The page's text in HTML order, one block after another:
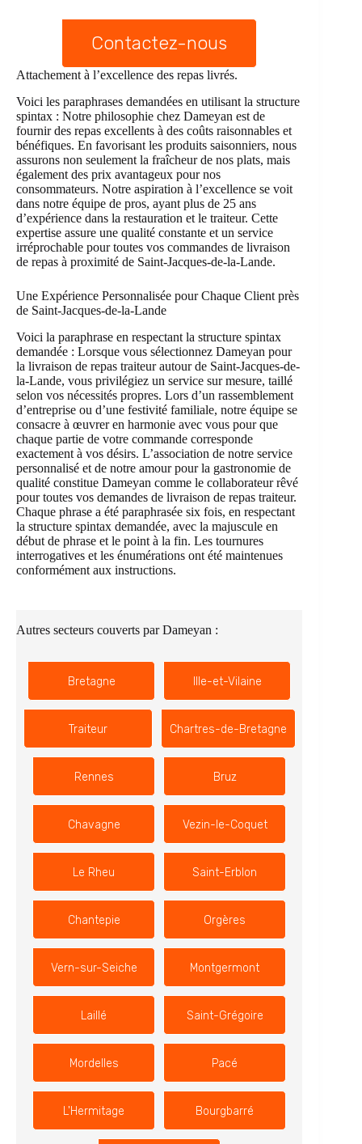
Contactez-nous
Attachement à l’excellence des repas livrés.
Voici les paraphrases demandées en utilisant la structure
spintax : Notre philosophie chez Dameyan est de
fournir des repas excellents à des coûts raisonnables et
bénéfiques. En favorisant les produits saisonniers, nous
assurons non seulement la fraîcheur de nos plats, mais
également des prix avantageux pour nos
consommateurs. Notre aspiration à l’excellence se voit
dans notre équipe de pros, ayant plus de 25 ans
d’expérience dans la restauration et le traiteur. Cette
expertise assure une qualité constante et un service
irréprochable pour toutes vos commandes de livraison
de repas à proximité de Saint-Jacques-de-la-Lande.
Une Expérience Personnalisée pour Chaque Client près
de Saint-Jacques-de-la-Lande
Voici la paraphrase en respectant la structure spintax
demandée : Lorsque vous sélectionnez Dameyan pour
la livraison de repas traiteur autour de Saint-Jacques-de-
la-Lande, vous privilégiez un service sur mesure, taillé
selon vos nécessités propres. Lors d’un rassemblement
d’entreprise ou d’une festivité familiale, notre équipe se
consacre à œuvrer en harmonie avec vous pour que
chaque partie de votre commande corresponde
exactement à vos désirs. L’association de notre service
personnalisé et de notre amour pour la gastronomie de
qualité constitue Dameyan comme le collaborateur rêvé
pour toutes vos demandes de livraison de repas traiteur.
Chaque phrase a été paraphrasée six fois, en respectant
la structure spintax demandée, avec la majuscule en
début de phrase et le point à la fin. Les tournures
interrogatives et les énumérations ont été maintenues
conformément aux instructions.
Autres secteurs couverts par Dameyan :
Bretagne Ille-et-Vilaine
Traiteur Chartres-de-Bretagne
Rennes Bruz
Chavagne Vezin-le-Coquet
Le Rheu Saint-Erblon
Chantepie Orgères
Vern-sur-Seiche Montgermont
Laillé Saint-Grégoire
Mordelles Pacé
L'Hermitage Bourgbarré